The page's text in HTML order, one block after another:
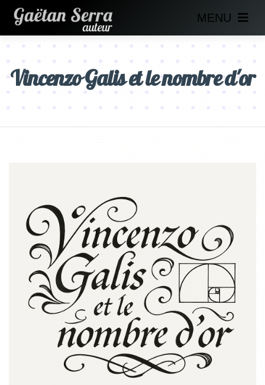
MENU
Vincenzo Galis et le nombre d'or